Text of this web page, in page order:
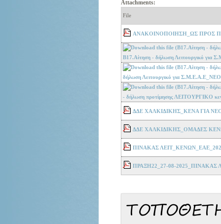
Attachments:
File
ΑΝΑΚΟΙΝΟΠΟΙΗΣΗ_ΩΣ ΠΡΟΣ
Β17.Αίτηση - δήλωση Λειτουργικό
δήλωση Λειτουργικό για
- δήλωση προτίμησης ΛΕΙΤΟΥΡΓΙΚΟ
ΔΔΕ ΧΑΛΚΙΔΙΚΗΣ_ΚΕΝΑ ΓΙΑ
ΔΔΕ ΧΑΛΚΙΔΙΚΗΣ_ΟΜΑΔΕΣ
ΠΙΝΑΚΑΣ
ΠΡΑΞΗ22_27-08-